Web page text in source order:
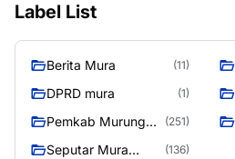
Label List
Berita Mura (11)
DPRD mura (1)
Pemkab Murung
(251)
Seputar Mura
(136)